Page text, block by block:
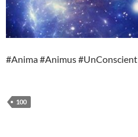
#Anima #Animus #UnConscient
100